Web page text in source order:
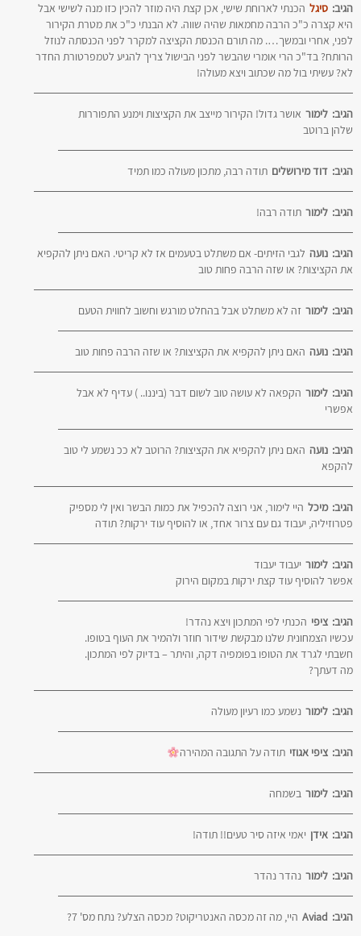
סיגל הגיב:
הכנתי לארוחת שישי, אכן קצת היה מוזר להכין כזו מנה לשישי אבל
היא קצרה כ"כ הרבה מחמאות שהיה שווה. לא הבנתי כ"כ את מטרת הקירור
לפני, אחרי ובמשך…. מה תורם הכנסת הקציצה למקרר לפני הכנסתה לנוזל
הרותח? בד"כ הרי אומרי שהבשר לפני הבישול צריך להגיע לטמפרטורת החדר
לא? עשיתי בול מה שכתוב ויצא מעולה!
לימור הגיב:
אושר גדול! הקירור מייצב את הקציצות וימנע התפוררות
שלהן ברוטב
דוד מירושלים הגיב: תודה רבה, מתכון מעולה כמו תמיד
לימור הגיב: תודה רבה!
נועה הגיב:
לגבי הזיתים- אם משתלט בטעמים אז לא קריטי. האם ניתן להקפיא
את הקציצות? או שזה הרבה פחות טוב
לימור הגיב: זה לא משתלט אבל בהחלט מורגש וחשוב לחווית הטעם
נועה הגיב: האם ניתן להקפיא את הקציצות? או שזה הרבה פחות טוב
לימור הגיב:
הקפאה לא עושה טוב לשום דבר (ביננו.. ) עדיף לא אבל
אפשרי
נועה הגיב:
האם ניתן להקפיא את הקציצות? הרוטב לא ככ נשמע לי טוב
להקפא
מיכל הגיב:
היי לימור, אני רוצה להכפיל את כמות הבשר ואין לי מספיק
פטרוזיליה, יעבוד גם עם צרור אחד, או להוסיף עוד ירקות? תודה
לימור הגיב:
יעבוד יעבוד
אפשר להוסיף עוד קצת ירקות במקום הירוק
ציפי הגיב:
הכנתי לפי המתכון ויצא נהדר!
עכשיו הצמחונית שלנו מבקשת שידור חוזר ולהמיר את העוף בטופו.
חשבתי לגרד את הטופו בפומפיה דקה, והיתר – בדיוק לפי המתכון.
מה דעתך?
לימור הגיב: נשמע כמו רעיון מעולה
ציפי אגוזי הגיב: תודה על התגובה המהירה
לימור הגיב: בשמחה
אידן הגיב: יאמי איזה סיר טעים!! תודה!
לימור הגיב: נהדר נהדר
Aviad הגיב: היי, מה זה מכסה האנטריקוט? מכסה הצלע? נתח מס' 7?